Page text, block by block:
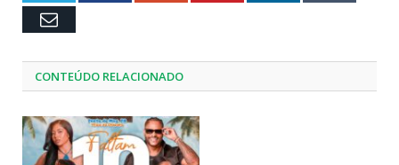
Email
CONTEÚDO RELACIONADO